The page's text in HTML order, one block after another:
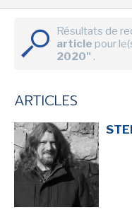
SENSE
CINÉMA
Résultats de
article pour
2020" .
ARTICLES